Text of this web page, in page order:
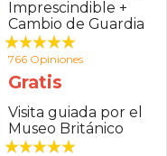
Imprescindible +
Cambio de Guardia
766 Opiniones
Gratis
Visita guiada por el
Museo Británico